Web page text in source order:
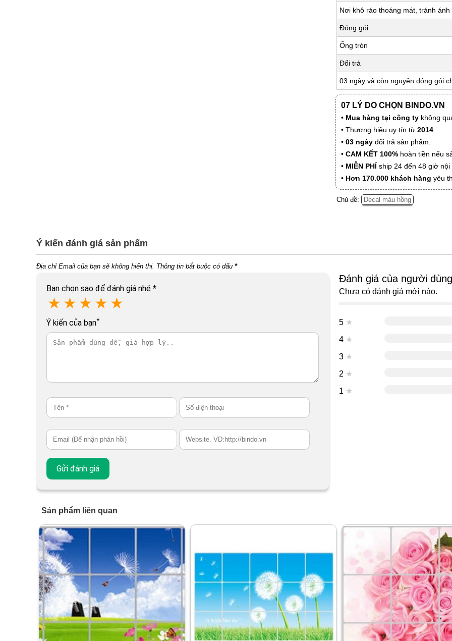
Nơi khô ráo thoáng mát, tránh
Đóng gói
Ống tròn
Đổi trả
03 ngày và còn nguyên đóng gói
07 LÝ DO CHỌN BINDO.VN
• Mua hàng tại công ty không
• Thương hiệu uy tín từ 2014
• 03 ngày đổi trả sản phẩm.
• CAM KẾT 100% hoàn tiền nếu
• MIỄN PHÍ ship 24 đến 48 giờ
• Hơn 170.000 khách hàng yêu
Chủ đề: Decal màu hồng
Ý kiến đánh giá sản phẩm
Địa chỉ Email của bạn sẽ không hiển thị. Thông tin bắt buộc có dấu *
Bạn chọn sao để đánh giá nhé *
★ ★ ★ ★ ★
Ý kiến của bạn*
Đánh giá của người dùng
Chưa có đánh giá mới nào.
5 ★
4 ★
3 ★
2 ★
1 ★
Sản phẩm liên quan